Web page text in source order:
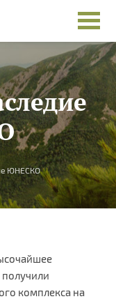
ЮНЕСКО
комплекса на